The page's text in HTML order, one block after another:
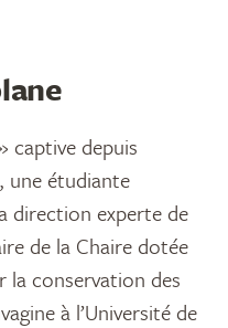
captive depuis
une étudiante
direction experte de
de la Chaire dotée
la conservation des
à l’Université de